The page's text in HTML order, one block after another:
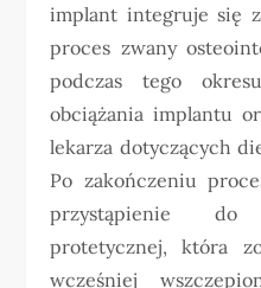
implant integruje się
proces zwany
podczas tego
obciążania implantu
lekarza dotyczących
Po zakończeniu
przystąpienie do
protetycznej, która
wcześniej